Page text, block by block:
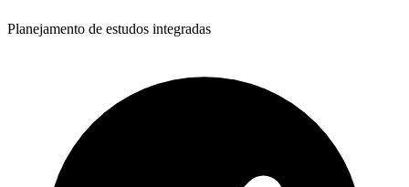
Planejamento de estudos integradas